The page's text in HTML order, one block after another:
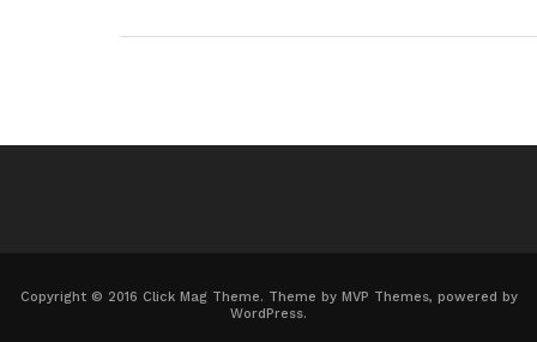
Copyright © 2016 Click Mag Theme. Theme by MVP Themes, powered by
WordPress.